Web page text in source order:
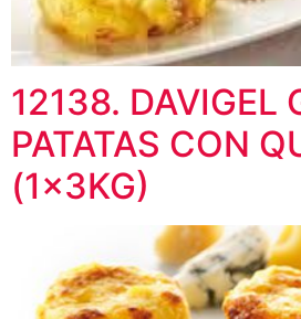
12138. DAVIGEL
PATATAS CON
(1x3KG)